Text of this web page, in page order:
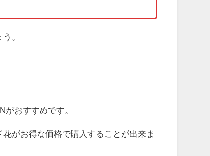
。
がおすすめです。
がお得な価格で購入することが出来ま